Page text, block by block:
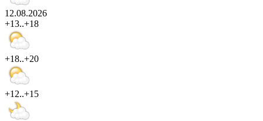
12.08.2026
+13..+18
+18..+20
+12..+15